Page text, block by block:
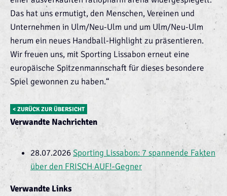
Das hat uns ermutigt, den Menschen, Vereinen und
Unternehmen in Ulm/Neu-Ulm und um Ulm/Neu-Ulm
herum ein neues Handball-Highlight zu präsentieren.
Wir freuen uns, mit Sporting Lissabon erneut eine
europäische Spitzenmannschaft für dieses besondere
Spiel gewonnen zu haben.“
< ZURÜCK ZUR ÜBERSICHT
Verwandte Nachrichten
28.07.2026Sporting Lissabon: 7 spannende Fakten
über den FRISCH AUF!-Gegner
Verwandte Links